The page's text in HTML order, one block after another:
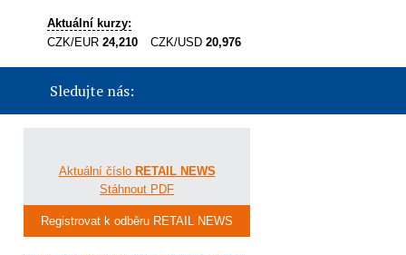
Aktuální kurzy:
CZK/EUR 24,210 CZK/USD 20,976
Sledujte nás:
Aktuální číslo RETAIL NEWS
Stáhnout PDF
Registrovat k odběru RETAIL NEWS